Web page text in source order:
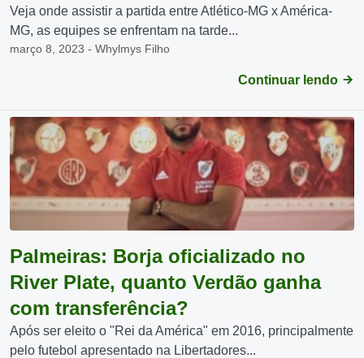
Veja onde assistir a partida entre Atlético-MG x América-
MG, as equipes se enfrentam na tarde...
março 8, 2023 - Whylmys Filho
Continuar lendo
Palmeiras: Borja oficializado no
River Plate, quanto Verdão ganha
com transferência?
Após ser eleito o "Rei da América" em 2016, principalmente
pelo futebol apresentado na Libertadores...